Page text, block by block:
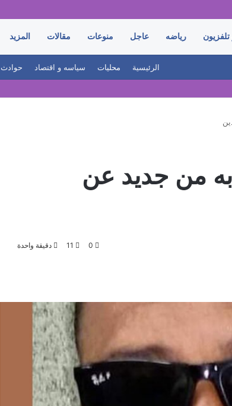
تلفزيون رياضه عاجل منوعات مقالات المزيد
الرئيسية محليات سياسه و اقتصاد حوادث
من جديد عن
0
11 دقيقة واحدة